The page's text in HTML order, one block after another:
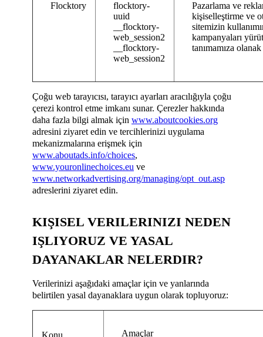
Flocktory
flocktory-
uuid
__flocktory-
web_session2
__flocktory-
web_session2
Pazarlama ve
kişiselleştirme ve
sitemizin
kampanyaları
tanımamıza olanak
Çoğu web tarayıcısı, tarayıcı ayarları aracılığıyla çoğu
çerezi kontrol etme imkanı sunar. Çerezler hakkında
daha fazla bilgi almak için www.aboutcookies.org
adresini ziyaret edin ve tercihlerinizi uygulama
mekanizmalarına erişmek için
www.aboutads.info/choices,
www.youronlinechoices.eu ve
www.networkadvertising.org/managing/opt_out.asp
adreslerini ziyaret edin.
KIŞISEL VERILERINIZI NEDEN
IŞLIYORUZ VE YASAL
DAYANAKLAR NELERDIR?
Verilerinizi aşağıdaki amaçlar için ve yanlarında
belirtilen yasal dayanaklara uygun olarak topluyoruz:
Konu Amaçlar